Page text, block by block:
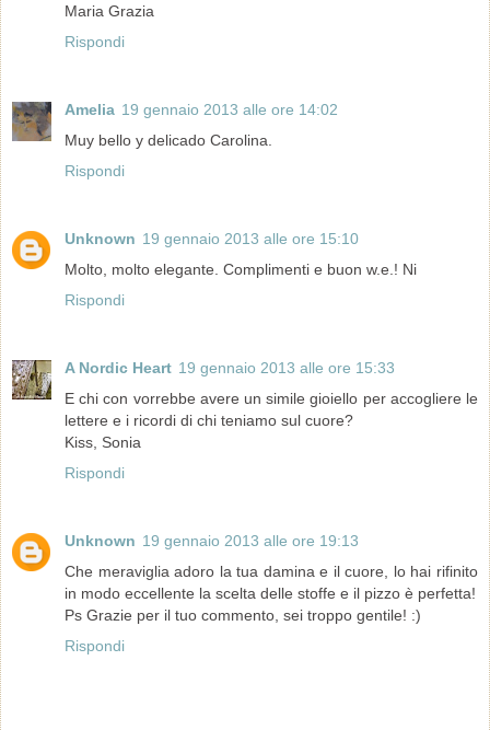
Maria Grazia
Rispondi
Amelia 19 gennaio 2013 alle ore 14:02
Muy bello y delicado Carolina.
Rispondi
Unknown 19 gennaio 2013 alle ore 15:10
Molto, molto elegante. Complimenti e buon w.e.! Ni
Rispondi
A Nordic Heart 19 gennaio 2013 alle ore 15:33
E chi con vorrebbe avere un simile gioiello per accogliere le
lettere e i ricordi di chi teniamo sul cuore?
Kiss, Sonia
Rispondi
Unknown 19 gennaio 2013 alle ore 19:13
Che meraviglia adoro la tua damina e il cuore, lo hai rifinito
in modo eccellente la scelta delle stoffe e il pizzo è perfetta!
Ps Grazie per il tuo commento, sei troppo gentile! :)
Rispondi